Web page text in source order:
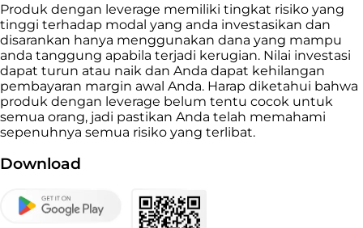
Produk dengan leverage memiliki tingkat risiko yang
tinggi terhadap modal yang anda investasikan dan
disarankan hanya menggunakan dana yang mampu
anda tanggung apabila terjadi kerugian. Nilai investasi
dapat turun atau naik dan Anda dapat kehilangan
pembayaran margin awal Anda. Harap diketahui bahwa
produk dengan leverage belum tentu cocok untuk
semua orang, jadi pastikan Anda telah memahami
sepenuhnya semua risiko yang terlibat.
Download